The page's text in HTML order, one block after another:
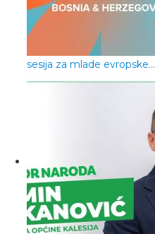
sesija za mlade evropske…